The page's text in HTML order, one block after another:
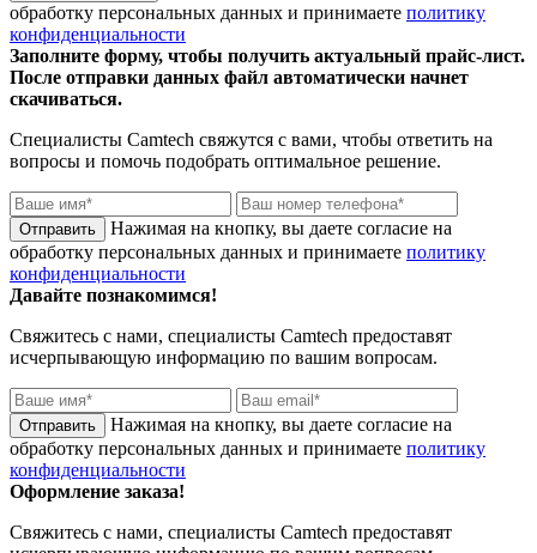
обработку персональных данных и принимаете политику
конфиденциальности
Заполните форму, чтобы получить актуальный прайс-лист.
После отправки данных файл автоматически начнет
скачиваться.
Специалисты Camtech свяжутся с вами, чтобы ответить на
вопросы и помочь подобрать оптимальное решение.
Нажимая на кнопку, вы даете согласие на
обработку персональных данных и принимаете политику
конфиденциальности
Давайте познакомимся!
Свяжитесь с нами, специалисты Camtech предоставят
исчерпывающую информацию по вашим вопросам.
Нажимая на кнопку, вы даете согласие на
обработку персональных данных и принимаете политику
конфиденциальности
Оформление заказа!
Свяжитесь с нами, специалисты Camtech предоставят